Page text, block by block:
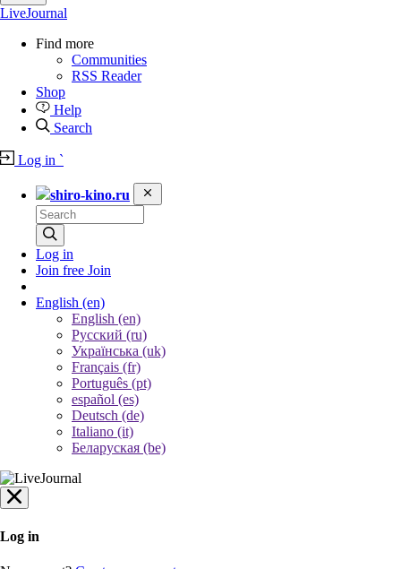
LiveJournal
Find more
Communities
RSS Reader
Shop
Help
Search
Log in `
shiro-kino.ru
Log in
Join free Join
English (en)
English (en)
Русский (ru)
Українська (uk)
Français (fr)
Português (pt)
español (es)
Deutsch (de)
Italiano (it)
Беларуская (be)
Log in